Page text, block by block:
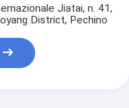
Jiatai, n. 41,
District, Pechino